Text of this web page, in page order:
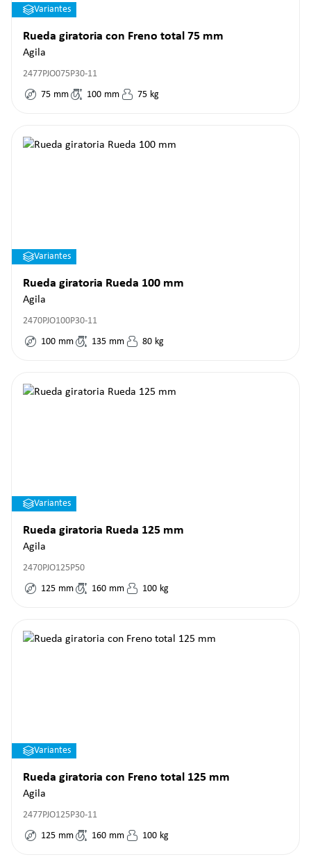
Variantes
Rueda giratoria con Freno total 75 mm
Agila
2477PJO075P30-11
75 mm 100 mm 75 kg
Variantes
Rueda giratoria Rueda 100 mm
Agila
2470PJO100P30-11
100 mm 135 mm 80 kg
Variantes
Rueda giratoria Rueda 125 mm
Agila
2470PJO125P50
125 mm 160 mm 100 kg
Variantes
Rueda giratoria con Freno total 125 mm
Agila
2477PJO125P30-11
125 mm 160 mm 100 kg